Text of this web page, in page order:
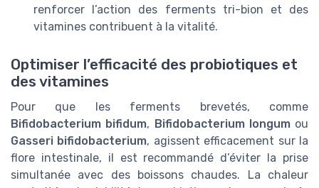
renforcer l’action des ferments tri-bion et des
vitamines contribuent à la vitalité.
Optimiser l’efficacité des probiotiques et
des vitamines
Pour que les ferments brevetés, comme
Bifidobacterium bifidum, Bifidobacterium longumou
Gasseri bifidobacterium, agissent efficacement sur la
flore intestinale, il est recommandé d’éviter la prise
simultanée avec des boissons chaudes. La chaleur